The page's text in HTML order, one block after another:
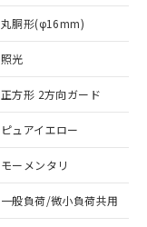
丸胴形(φ16mm)
照光
正方形 2方向ガード
ピュアイエロー
モーメンタリ
一般負荷/微小負荷共用